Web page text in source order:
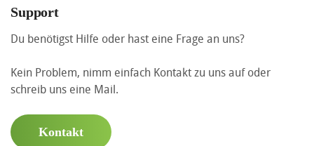
Support
Du benötigst Hilfe oder hast eine Frage an uns?
Kein Problem, nimm einfach Kontakt zu uns auf oder
schreib uns eine Mail.
Kontakt